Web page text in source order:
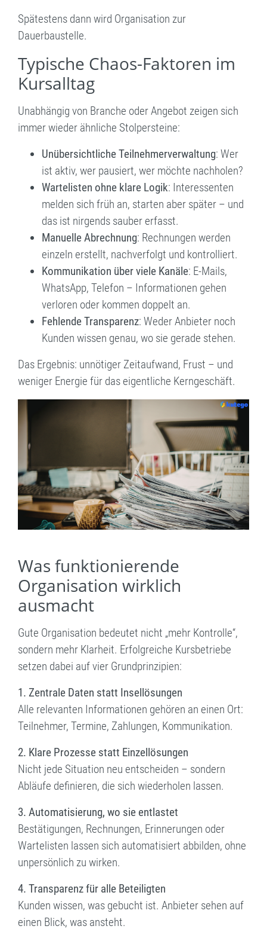
Spätestens dann wird Organisation zur
Dauerbaustelle.
Typische Chaos-Faktoren im
Kursalltag
Unabhängig von Branche oder Angebot zeigen sich
immer wieder ähnliche Stolpersteine:
Unübersichtliche Teilnehmerverwaltung: Wer
ist aktiv, wer pausiert, wer möchte nachholen?
Wartelisten ohne klare Logik: Interessenten
melden sich früh an, starten aber später – und
das ist nirgends sauber erfasst.
Manuelle Abrechnung: Rechnungen werden
einzeln erstellt, nachverfolgt und kontrolliert.
Kommunikation über viele Kanäle: E-Mails,
WhatsApp, Telefon – Informationen gehen
verloren oder kommen doppelt an.
Fehlende Transparenz: Weder Anbieter noch
Kunden wissen genau, wo sie gerade stehen.
Das Ergebnis: unnötiger Zeitaufwand, Frust – und
weniger Energie für das eigentliche Kerngeschäft.
Was funktionierende
Organisation wirklich
ausmacht
Gute Organisation bedeutet nicht „mehr Kontrolle“,
sondern mehr Klarheit. Erfolgreiche Kursbetriebe
setzen dabei auf vier Grundprinzipien:
1. Zentrale Daten statt Insellösungen
Alle relevanten Informationen gehören an einen Ort:
Teilnehmer, Termine, Zahlungen, Kommunikation.
2. Klare Prozesse statt Einzellösungen
Nicht jede Situation neu entscheiden – sondern
Abläufe definieren, die sich wiederholen lassen.
3. Automatisierung, wo sie entlastet
Bestätigungen, Rechnungen, Erinnerungen oder
Wartelisten lassen sich automatisiert abbilden, ohne
unpersönlich zu wirken.
4. Transparenz für alle Beteiligten
Kunden wissen, was gebucht ist. Anbieter sehen auf
einen Blick, was ansteht.